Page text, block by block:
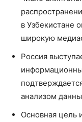
в Узбекистане
широкую
Россия
анализом
Основная цель